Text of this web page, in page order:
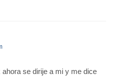
se dirije a mi y me dice